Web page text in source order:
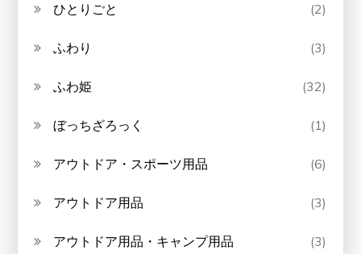
ひとりごと (2)
ふわり (3)
ふわ姫 (32)
ぼっちざろっく (1)
アウトドア・スポーツ用品 (6)
アウトドア用品 (3)
アウトドア用品・キャンプ用品 (3)